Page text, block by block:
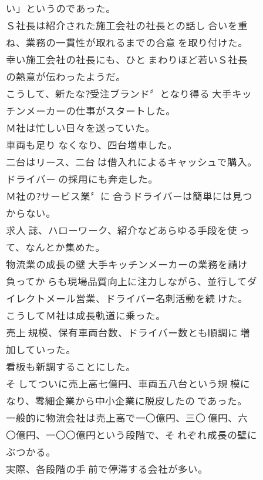
い」というのであった。
Ｓ社長は紹介された施工会社の社長との話し 合いを重
ね、業務の一貫性が取れるまでの合意 を取り付けた。
幸い施工会社の社長にも、ひと まわりほど若いＳ社長
の熱意が伝わったようだ。
こうして、新たな?受注ブランド〞となり得る 大手キッ
チンメーカーの仕事がスタートした。
Ｍ社は忙しい日々を送っていた。
車両も足り なくなり、四台増車した。
二台はリース、二台 は借入れによるキャッシュで購入。
ドライバー の採用にも奔走した。
Ｍ社の?サービス業〞に 合うドライバーは簡単には見つ
からない。
求人 誌、ハローワーク、紹介などあらゆる手段を使 っ
て、なんとか集めた。
物流業の成長の壁 大手キッチンメーカーの業務を請け
負ってか らも現場品質向上に注力しながら、並行してダ
イレクトメール営業、ドライバー名刺活動を続 けた。
こうしてＭ社は成長軌道に乗った。
売上 規模、保有車両台数、ドライバー数とも順調に 増
加していった。
看板も新調することにした。
そ してついに売上高七億円、車両五八台という規 模に
なり、零細企業から中小企業に脱皮したの であった。
一般的に物流会社は売上高で一〇億円、三〇 億円、六
〇億円、一〇〇億円という段階で、そ れぞれ成長の壁に
ぶつかる。
実際、各段階の手 前で停滞する会社が多い。